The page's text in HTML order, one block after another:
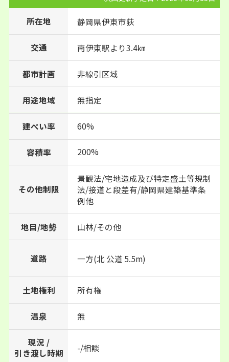
所在地 静岡県伊東市荻
交通 南伊東駅より3.4㎞
都市計画 非線引区域
用途地域 無指定
建ぺい率 60%
容積率 200%
その他制限
景観法/宅地造成及び特定盛土等規制
法/接道と段差有/静岡県建築基準条
例他
地目/地勢 山林/その他
道路 一方(北 公道 5.5m)
土地権利 所有権
温泉 無
現況 /
引き渡し時期
-/相談